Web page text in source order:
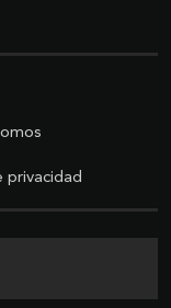
privacidad